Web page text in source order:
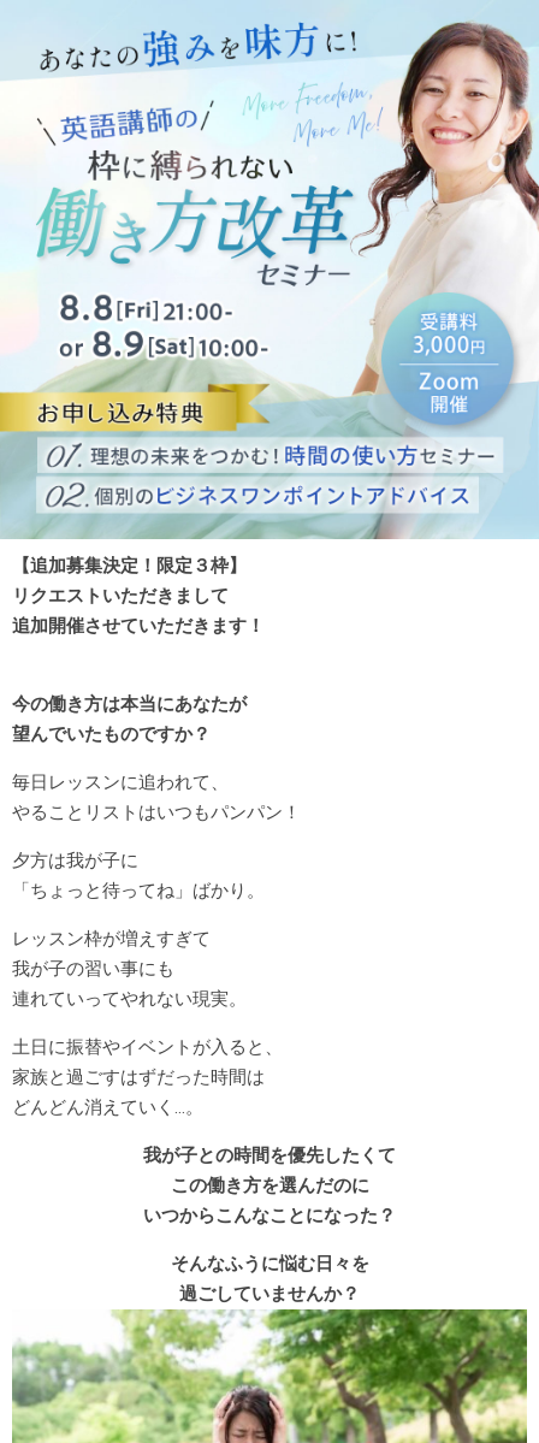
【追加募集決定！限定３枠】
リクエストいただきまして
追加開催させていただきます！
今の働き方は本当にあなたが
望んでいたものですか？
毎日レッスンに追われて、
やることリストはいつもパンパン！
夕方は我が子に
「ちょっと待ってね」ばかり。
レッスン枠が増えすぎて
我が子の習い事にも
連れていってやれない現実。
土日に振替やイベントが入ると、
家族と過ごすはずだった時間は
どんどん消えていく…。
我が子との時間を優先したくて
この働き方を選んだのに
いつからこんなことになった？
そんなふうに悩む日々を
過ごしていませんか？